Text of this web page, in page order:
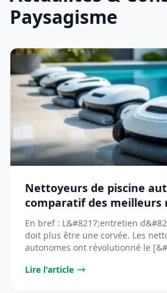
Paysagisme
Nettoyeurs de piscine
comparatif des meilleurs
En bref : L&#8217;entretien
doit plus être une corvée. Les
autonomes ont révolutionné le
Lire l'article